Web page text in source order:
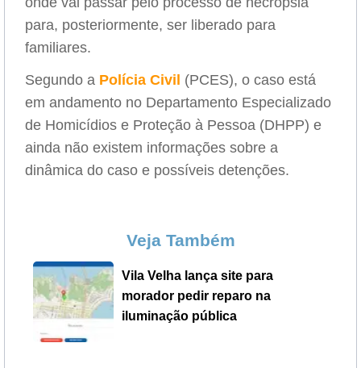
para, posteriormente, ser liberado para
familiares.
Segundo a Polícia Civil (PCES), o caso está
em andamento no Departamento Especializado
de Homicídios e Proteção à Pessoa (DHPP) e
ainda não existem informações sobre a
dinâmica do caso e possíveis detenções.
Veja Também
Vila Velha lança site para
morador pedir reparo na
iluminação pública